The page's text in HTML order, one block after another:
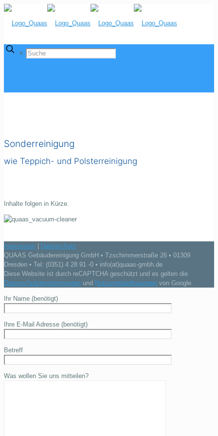
✕
Sonderreinigung
wie Teppich- und Polsterreinigung
Inhalte folgen in Kürze.
Impressum
Datenschutz
QUAAS Gebäudereinigung GmbH • Tzschimmerstraße 26 • 01309
Dresden • Tel: (0351) 4 28 91 -0 • info(at)quaas-gmbh.de
Diese Website ist durch reCAPTCHA geschützt und es gelten die
Datenschutzbestimmungen und Nutzungsbedingungen von Google.
Ihr Name (benötigt)
Ihre E-Mail Adresse (benötigt)
Betreff
Was wollen Sie uns mitteilen?